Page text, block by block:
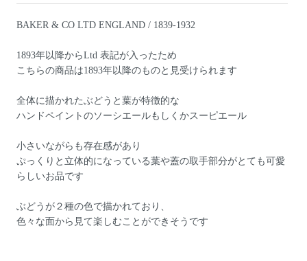
BAKER & CO LTD ENGLAND / 1839-1932
1893年以降からLtd 表記が入ったため
こちらの商品は1893年以降のものと見受けられます
全体に描かれたぶどうと葉が特徴的な
ハンドペイントのソーシエールもしくかスーピエール
小さいながらも存在感があり
ぷっくりと立体的になっている葉や蓋の取手部分がとても可愛
らしいお品です
ぶどうが２種の色で描かれており、
色々な面から見て楽しむことができそうです